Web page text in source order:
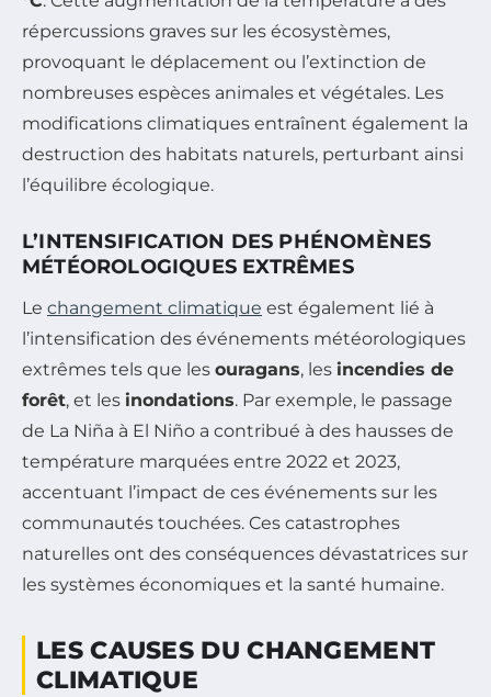
répercussions graves sur les écosystèmes,
provoquant le déplacement ou l’extinction de
nombreuses espèces animales et végétales. Les
modifications climatiques entraînent également la
destruction des habitats naturels, perturbant ainsi
l’équilibre écologique.
L’INTENSIFICATION DES PHÉNOMÈNES
MÉTÉOROLOGIQUES EXTRÊMES
Le changement climatique est également lié à
l’intensification des événements météorologiques
extrêmes tels que les ouragans, les incendies de
forêt, et les inondations. Par exemple, le passage
de La Niña à El Niño a contribué à des hausses de
température marquées entre 2022 et 2023,
accentuant l’impact de ces événements sur les
communautés touchées. Ces catastrophes
naturelles ont des conséquences dévastatrices sur
les systèmes économiques et la santé humaine.
LES CAUSES DU CHANGEMENT
CLIMATIQUE